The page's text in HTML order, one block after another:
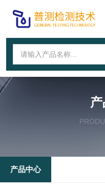
产品中心